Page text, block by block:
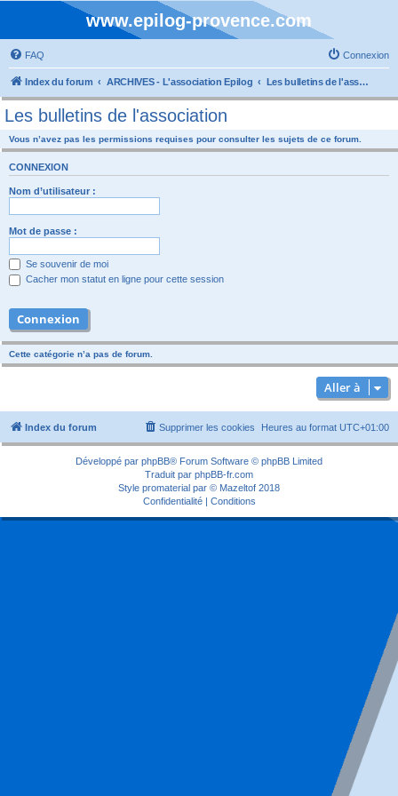
www.epilog-provence.com
FAQ Connexion
Index du forum ARCHIVES - L'association Epilog Les bulletins de l'association
Les bulletins de l'association
Vous n’avez pas les permissions requises pour consulter les sujets de ce forum.
CONNEXION
Nom d’utilisateur :
Mot de passe :
Se souvenir de moi
Cacher mon statut en ligne pour cette session
Cette catégorie n’a pas de forum.
Aller à
Index du forum Heures au format UTC+01:00
Supprimer les cookies
Développé par phpBB® Forum Software © phpBB Limited
Traduit par phpBB-fr.com
Style promaterial par © Mazeltof 2018
Confidentialité| Conditions